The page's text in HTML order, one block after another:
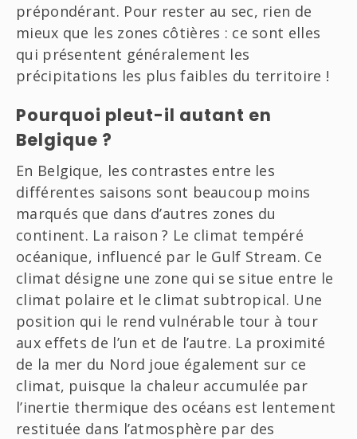
prépondérant. Pour rester au sec, rien de
mieux que les zones côtières : ce sont elles
qui présentent généralement les
précipitations les plus faibles du territoire !
Pourquoi pleut-il autant en
Belgique ?
En Belgique, les contrastes entre les
différentes saisons sont beaucoup moins
marqués que dans d’autres zones du
continent. La raison ? Le climat tempéré
océanique, influencé par le Gulf Stream. Ce
climat désigne une zone qui se situe entre le
climat polaire et le climat subtropical. Une
position qui le rend vulnérable tour à tour
aux effets de l’un et de l’autre. La proximité
de la mer du Nord joue également sur ce
climat, puisque la chaleur accumulée par
l’inertie thermique des océans est lentement
restituée dans l’atmosphère par des